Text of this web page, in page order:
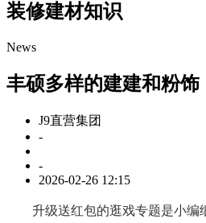
装修建材知识
News
丰硕多样的建建和粉饰
J9直营集团
-
-
2026-02-26 12:15
升级送红包的逛戏专题是小编